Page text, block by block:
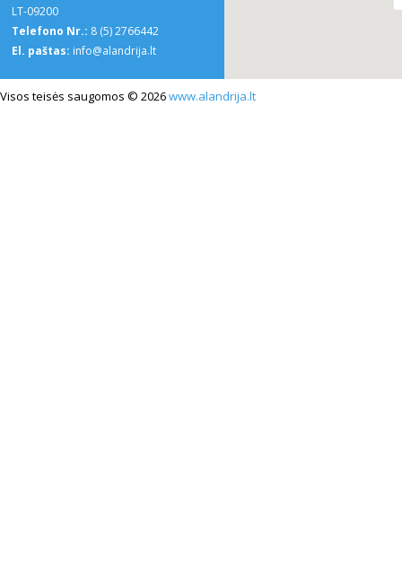
LT-09200
Telefono Nr.: 8 (5) 2766442
El. paštas: info@alandrija.lt
Visos teisės saugomos © 2026www.alandrija.lt